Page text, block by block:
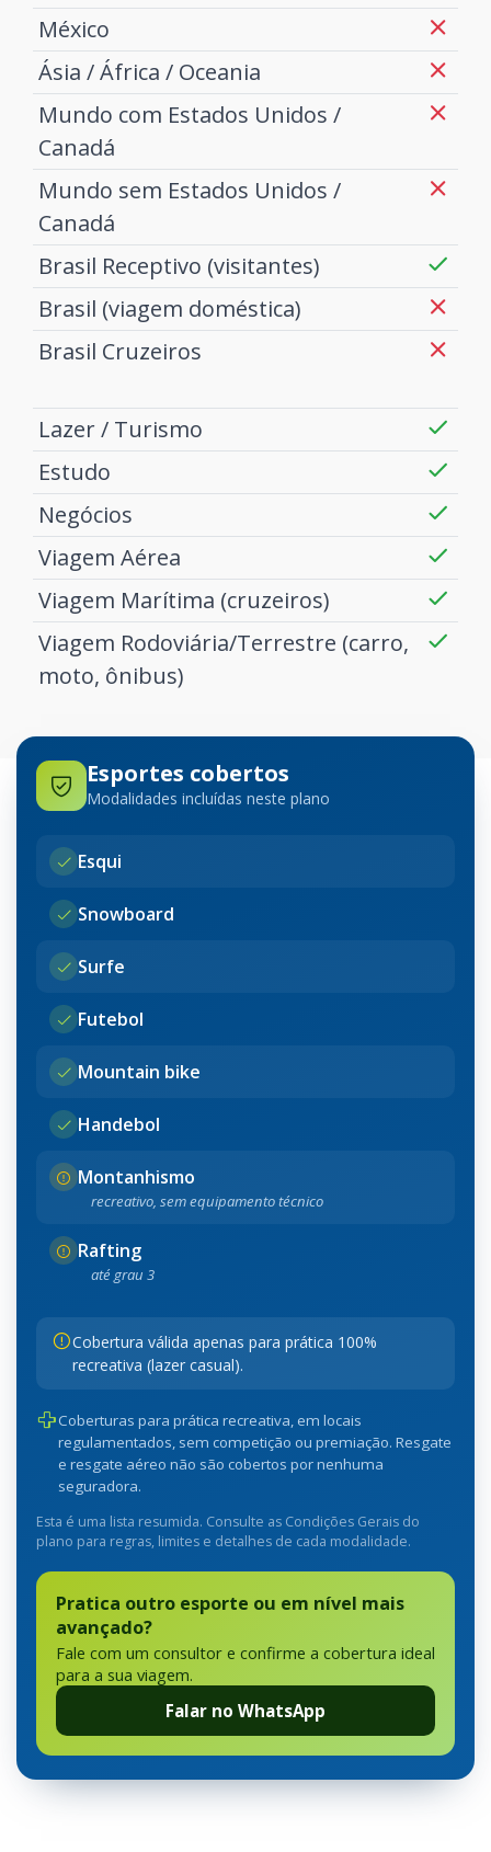
México
Ásia / África / Oceania
Mundo com Estados Unidos /
Canadá
Mundo sem Estados Unidos /
Canadá
Brasil Receptivo (visitantes)
Brasil (viagem doméstica)
Brasil Cruzeiros
Lazer / Turismo
Estudo
Negócios
Viagem Aérea
Viagem Marítima (cruzeiros)
Viagem Rodoviária/Terrestre (carro,
moto, ônibus)
Esportes cobertos
Modalidades incluídas neste plano
Esqui
Snowboard
Surfe
Futebol
Mountain bike
Handebol
Montanhismo
recreativo, sem equipamento técnico
Rafting
até grau 3
Cobertura válida apenas para prática 100%
recreativa (lazer casual).
Coberturas para prática recreativa, em locais
regulamentados, sem competição ou premiação. Resgate
e resgate aéreo não são cobertos por nenhuma
seguradora.
Esta é uma lista resumida. Consulte as Condições Gerais do
plano para regras, limites e detalhes de cada modalidade.
Pratica outro esporte ou em nível mais
avançado?
Fale com um consultor e confirme a cobertura ideal
para a sua viagem.
Falar no WhatsApp